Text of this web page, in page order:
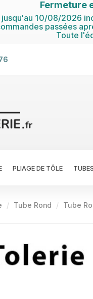
Fermeture
jusqu'au 10/08/2026
passées
Toute
PLIAGE DE TÔLE TUBES
Tube Rond Tube